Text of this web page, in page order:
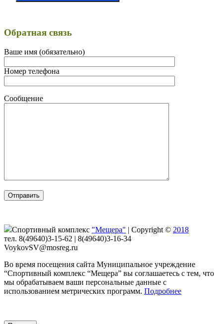
Обратная связь
Ваше имя (обязательно)
Номер телефона
Сообщение
Спортивный комплекс "Мещера" | Copyright © 2018
тел. 8(49640)3-15-62 | 8(49640)3-16-34
VoykovSV@mosreg.ru
Во время посещения сайта Муниципальное учреждение
“Спортивный комплекс “Мещера” вы соглашаетесь с тем, что
мы обрабатываем ваши персональные данные с
использованием метрических программ. Подробнее